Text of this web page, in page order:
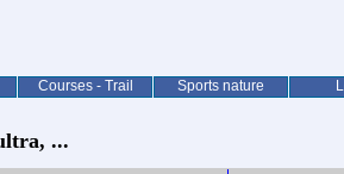
Courses - Trail Sports nature
...